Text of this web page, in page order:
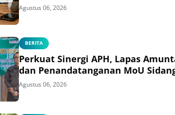
Agustus 06, 2026
BERITA
Perkuat Sinergi APH, Lapas
dan Penandatanganan MoU
Agustus 06, 2026